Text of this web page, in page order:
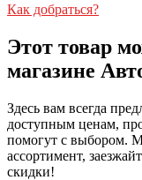
Как добраться?
Этот товар
магазине
Здесь вам всегда
доступным ценам,
помогут с выбором.
ассортимент,
скидки!